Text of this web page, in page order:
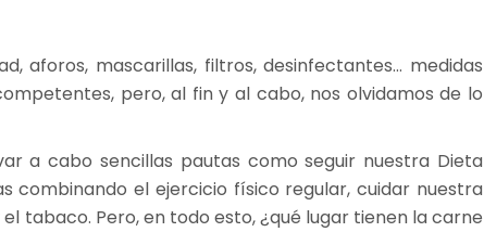
aforos, mascarillas, filtros, desinfectantes… medidas
pero, al fin y al cabo, nos olvidamos de lo
a cabo sencillas pautas como seguir nuestra Dieta
combinando el ejercicio físico regular, cuidar nuestra
tabaco. Pero, en todo esto, ¿qué lugar tienen la carne